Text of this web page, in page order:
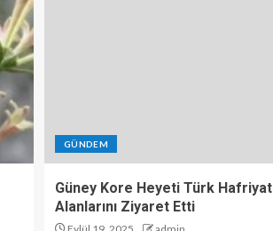
GÜNDEM
Güney Kore Heyeti Türk Hafriyat
Alanlarını Ziyaret Etti